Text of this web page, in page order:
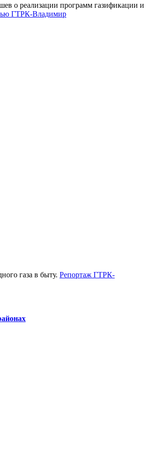
о реализации программ газификации и
ГТРК-Владимир
газа в быту. Репортаж ГТРК-